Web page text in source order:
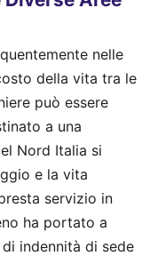
nelle
della vita tra le
può essere
a una
Nord Italia si
e la vita
servizio in
ha portato a
indennità di sede